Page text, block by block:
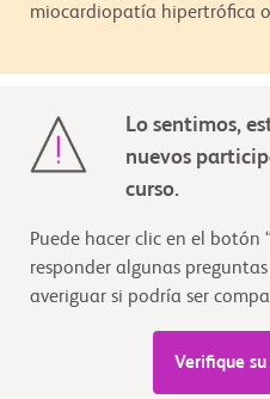
miocardiopatía hipertrófica
Lo sentimos,
nuevos
curso.
Puede hacer clic en el botón
responder algunas
averiguar si podría ser
Verifique